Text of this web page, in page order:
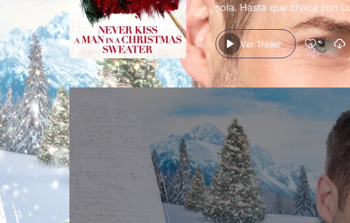
sola. Hasta que choca con
Ver Trailer